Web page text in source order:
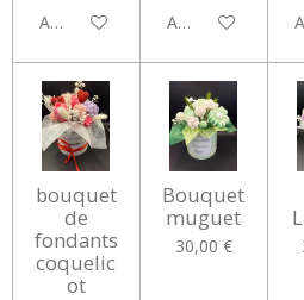
Ajouter au panierAjouter au panier
bouquet
de
fondants
coquelic
ot
Bouquet
muguet
30,00 €